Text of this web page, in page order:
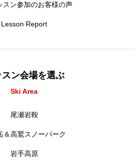
スン参加のお客様の声
Lesson Report
スン会場を選ぶ
Ski Area
尾瀬岩鞍
＆高鷲スノーパーク
岩手高原